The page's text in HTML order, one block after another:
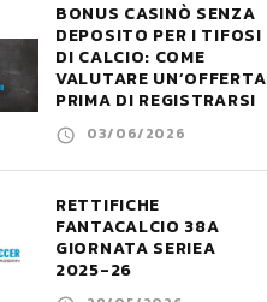
BONUS CASINÒ SENZA
DEPOSITO PER I TIFOSI
DI CALCIO: COME
VALUTARE UN’OFFERTA
PRIMA DI REGISTRARSI
03/06/2026
RETTIFICHE
FANTACALCIO 38A
GIORNATA SERIEA
2025-26